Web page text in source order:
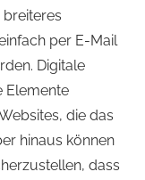
per E-Mail
Digitale
Elemente
die das
hinaus können
dass